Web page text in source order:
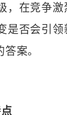
，在竞争
是否会引领
案。